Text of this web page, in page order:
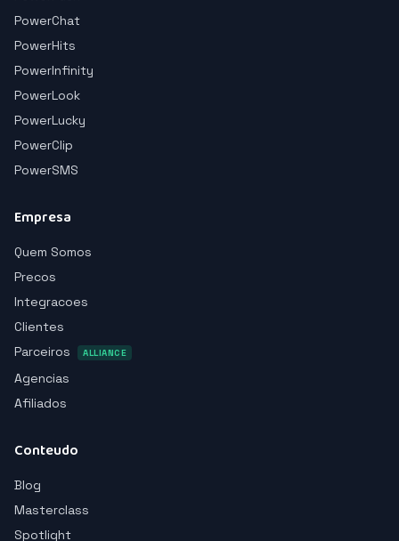
PowerChat
PowerHits
PowerInfinity
PowerLook
PowerLucky
PowerClip
PowerSMS
Empresa
Quem Somos
Precos
Integracoes
Clientes
Parceiros
ALLIANCE
Agencias
Afiliados
Conteudo
Blog
Masterclass
Spotlight